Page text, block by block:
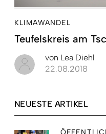
KLIMAWANDEL
Teufelskreis am
von Lea Diehl
22.08.2018
NEUESTE ARTIKEL